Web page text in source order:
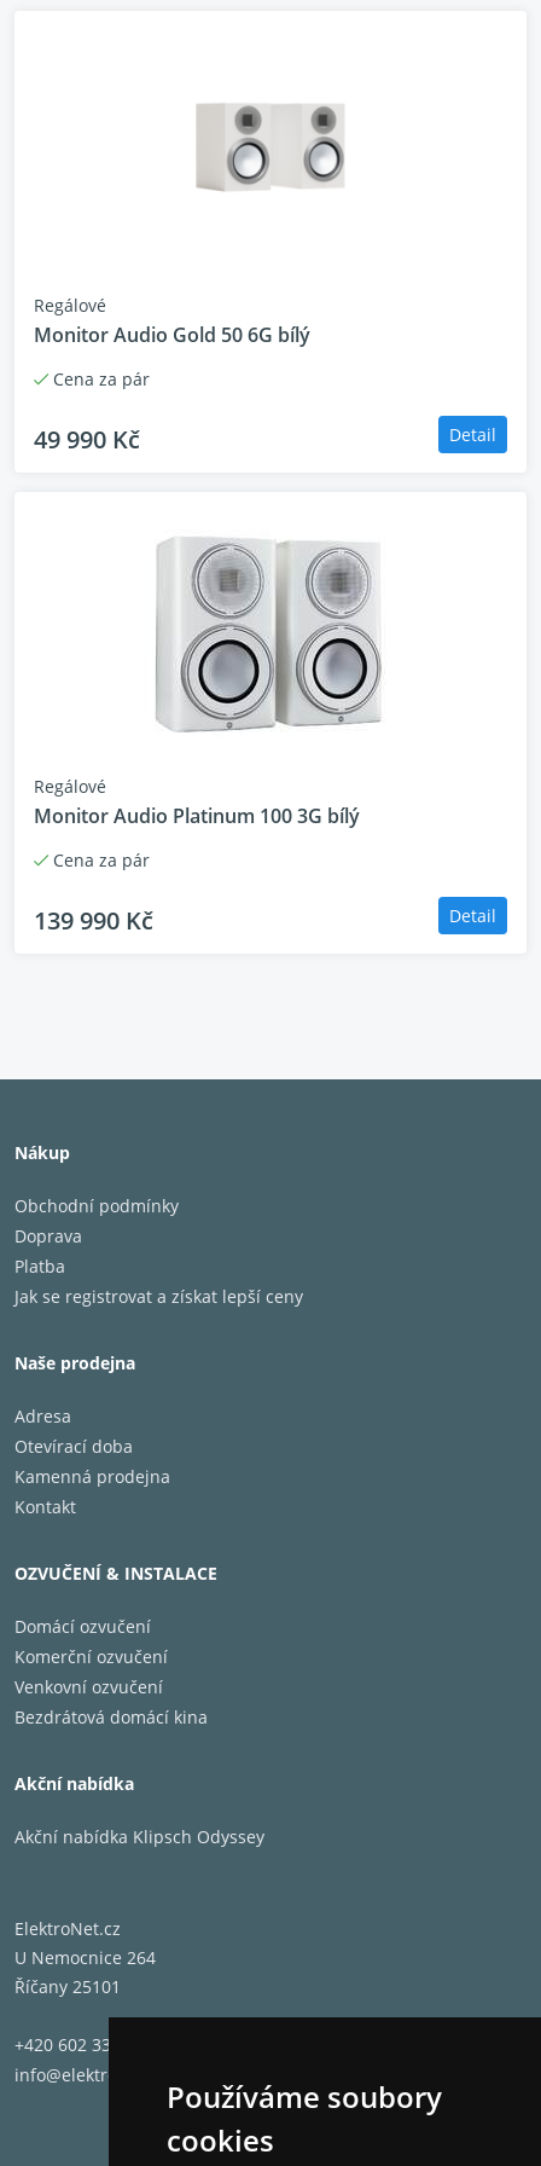
Používáme soubory
cookies
Rozměry vč. hrotů (š x v x h)
346 x 597 x 404 mm
matná černá
Regálové
Monitor Audio Gold 50 6G bílý
Cena za pár
49 990 Kč Detail
Regálové
Monitor Audio Platinum 100 3G bílý
Cena za pár
139 990 Kč Detail
Nákup
Obchodní podmínky
Doprava
Platba
Jak se registrovat a získat lepší ceny
Naše prodejna
Adresa
Otevírací doba
Kamenná prodejna
Kontakt
OZVUČENÍ & INSTALACE
Domácí ozvučení
Komerční ozvučení
Venkovní ozvučení
Bezdrátová domácí kina
Akční nabídka
Akční nabídka Klipsch Odyssey
ElektroNet.cz
U Nemocnice 264
Říčany 25101
+420 602 331 662
info@elektronet.cz